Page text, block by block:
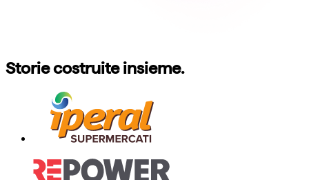
Storie costruite insieme.